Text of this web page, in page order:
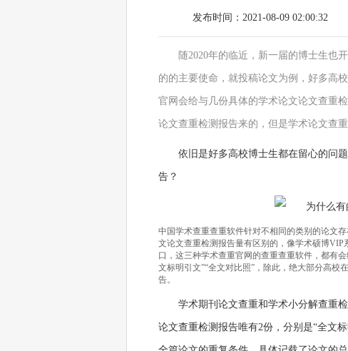
发布时间：2021-08-09 02:00:32
随2020年的临近，新一届的博士生也
的的主要使命，就投稿论文为例，好多高
官网会给与几份具体的学术论文论文查重
论文查重检测报告来的，但是学术论文查
依旧是好多高校博士生都在留心的问
告？
中国学术查重查重软件针对不相同的类别的论文
文论文查重检测报告量有区别的，像学术硕博
口，这三种学术查重官网的查重查重软件，都有
文标明引文”“全文对比照”，除此，绝大部分高校
告。
学术期刊论文查重和学术小分解查重
论文查重检测报告唯有2份，分别是“全文